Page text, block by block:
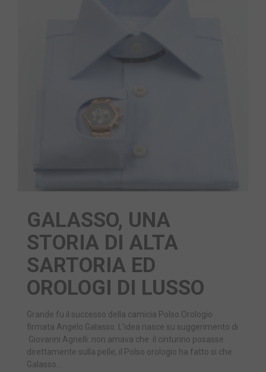
GALASSO, UNA
STORIA DI ALTA
SARTORIA ED
OROLOGI DI LUSSO
Grande fu il successo della camicia Polso Orologio
firmata Angelo Galasso. L’idea nasce su suggerimento di
Giovanni Agnelli: non amava che il cinturino posasse
direttamente sulla pelle, il Polso orologio ha fatto si che
Galasso…